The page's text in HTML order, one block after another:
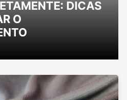
DICAS
O